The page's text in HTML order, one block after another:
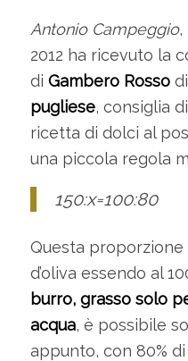
Antonio Campeggio,
2012 ha ricevuto la
di Gambero Rossodi
pugliese, consiglia
ricetta di dolci al
una piccola regola
150:x=100:80
Questa proporzione
d’oliva essendo al
burro, grasso solo
acqua, è possibile
appunto, con 80% di